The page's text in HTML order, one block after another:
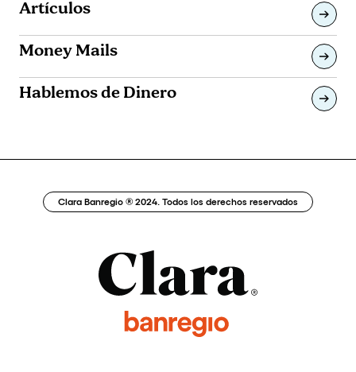
Artículos
Money Mails
Hablemos de Dinero
Clara Banregio ® 2024. Todos los derechos reservados